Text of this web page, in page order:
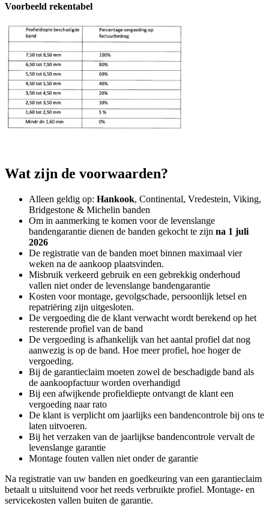
Voorbeeld rekentabel
Wat zijn de voorwaarden?
Alleen geldig op: Hankook, Continental, Vredestein, Viking,
Bridgestone & Michelin banden
Om in aanmerking te komen voor de levenslange
bandengarantie dienen de banden gekocht te zijn na 1 juli
2026
De registratie van de banden moet binnen maximaal vier
weken na de aankoop plaatsvinden.
Misbruik verkeerd gebruik en een gebrekkig onderhoud
vallen niet onder de levenslange bandengarantie
Kosten voor montage, gevolgschade, persoonlijk letsel en
repatriëring zijn uitgesloten.
De vergoeding die de klant verwacht wordt berekend op het
resterende profiel van de band
De vergoeding is afhankelijk van het aantal profiel dat nog
aanwezig is op de band. Hoe meer profiel, hoe hoger de
vergoeding.
Bij de garantieclaim moeten zowel de beschadigde band als
de aankoopfactuur worden overhandigd
Bij een afwijkende profieldiepte ontvangt de klant een
vergoeding naar rato
De klant is verplicht om jaarlijks een bandencontrole bij ons te
laten uitvoeren.
Bij het verzaken van de jaarlijkse bandencontrole vervalt de
levenslange garantie
Montage fouten vallen niet onder de garantie
Na registratie van uw banden en goedkeuring van een garantieclaim
betaalt u uitsluitend voor het reeds verbruikte profiel. Montage- en
servicekosten vallen buiten de garantie.